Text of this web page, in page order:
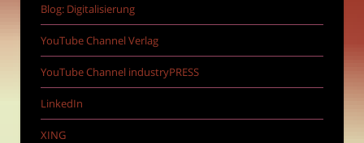
Blog: Digitalisierung
YouTube Channel Verlag
YouTube Channel industryPRESS
LinkedIn
XING